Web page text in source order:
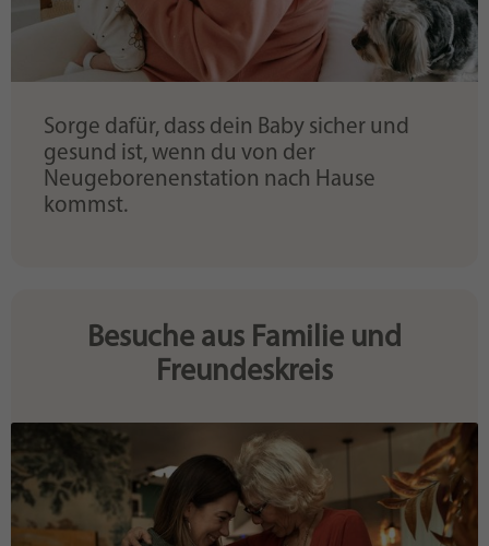
Sorge dafür, dass dein Baby sicher und
gesund ist, wenn du von der
Neugeborenenstation nach Hause
kommst.
Besuche aus Familie und
Freundeskreis